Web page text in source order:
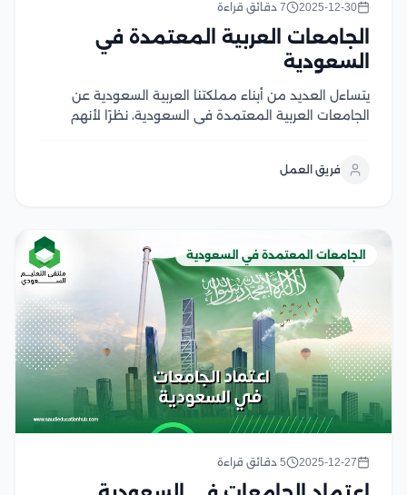
2025-12-30 7 دقائق قراءة
الجامعات العربية المعتمدة في
السعودية
يتساءل العديد من أبناء مملكتنا العربية السعودية عن
الجامعات العربية المعتمدة في السعودية، نظرًا لأنهم
العمل في كافة الوظائف المرموقة في مختلف المجالات...
فريق العمل
الجامعات المعتمدة في السعودية
2025-12-27 5 دقائق قراءة